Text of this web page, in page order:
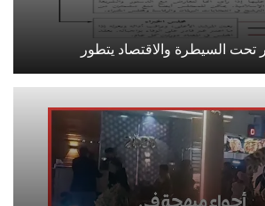
تحت السيطرة والاقتصاد يتطور